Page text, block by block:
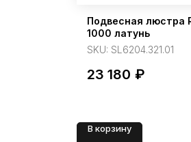
Подвесная люстра
1000 латунь
SKU: SL6204.321.01
23 180 ₽
В корзину